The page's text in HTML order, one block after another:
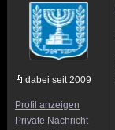
dabei seit 2009
Profil anzeigen
Private Nachricht